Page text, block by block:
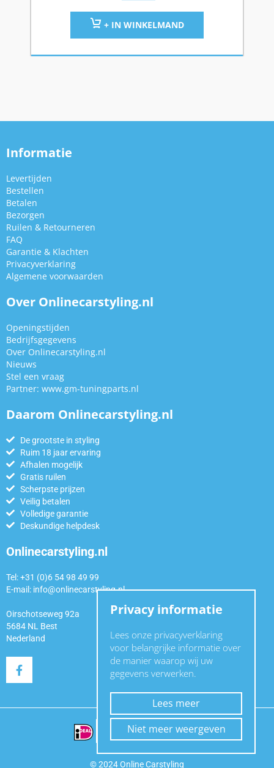
+ IN WINKELMAND
Informatie
Levertijden
Bestellen
Betalen
Bezorgen
Ruilen & Retourneren
FAQ
Garantie & Klachten
Privacyverklaring
Algemene voorwaarden
Over Onlinecarstyling.nl
Openingstijden
Bedrijfsgegevens
Over Onlinecarstyling.nl
Nieuws
Stel een vraag
Partner: www.gm-tuningparts.nl
Daarom Onlinecarstyling.nl
De grootste in styling
Ruim 18 jaar ervaring
Afhalen mogelijk
Gratis ruilen
Scherpste prijzen
Veilig betalen
Volledige garantie
Deskundige helpdesk
Onlinecarstyling.nl
Tel: +31 (0)6 54 98 49 99
E-mail: info@onlinecarstyling.nl
Oirschotseweg 92a
5684 NL Best
Nederland
© 2024 Online Carstyling
Privacy informatie
Lees onze privacyverklaring
voor belangrijke informatie over
de manier waarop wij uw
gegevens verwerken.
Lees meer
Niet meer weergeven